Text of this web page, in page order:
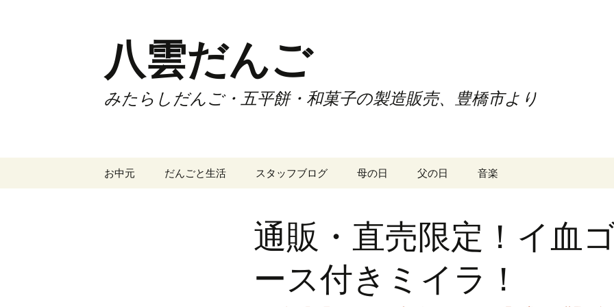
プ
八雲だんご
みたらしだんご・五平餅・和菓子の製造販売、豊橋市より
お中元 だんごと生活 スタッフブログ 母の日 父の日 音楽
通販・直売限定！イ血
ース付きミイラ！